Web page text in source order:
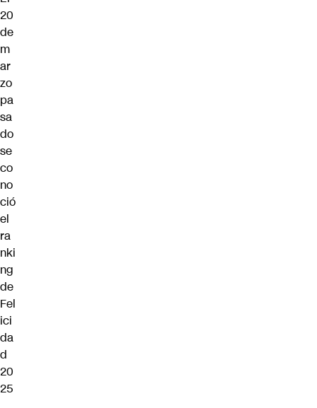
20
de
m
ar
zo
pa
sa
do
se
co
no
ció
el
ra
nki
ng
de
Fel
ici
da
d
20
25